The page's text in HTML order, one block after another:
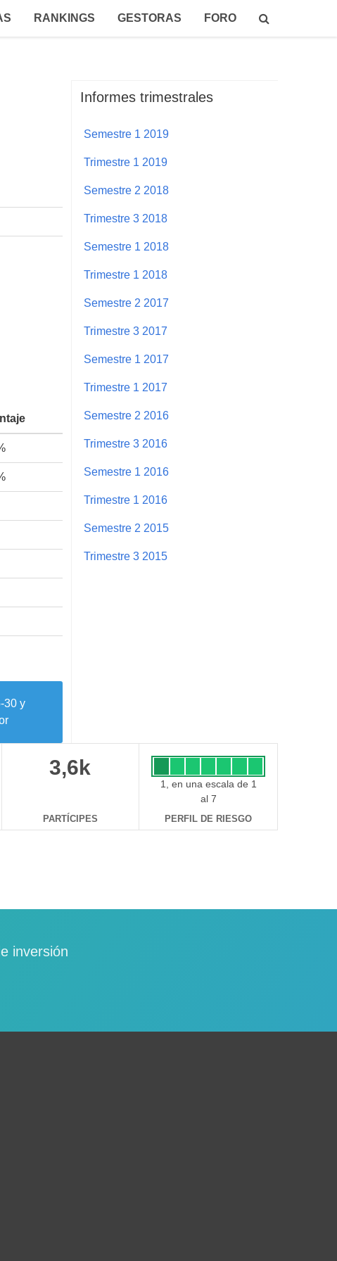
RANKINGS GESTORAS FORO
30 y
Informes trimestrales
Semestre 1 2019
Trimestre 1 2019
Semestre 2 2018
Trimestre 3 2018
Semestre 1 2018
Trimestre 1 2018
Semestre 2 2017
Trimestre 3 2017
Semestre 1 2017
Trimestre 1 2017
Semestre 2 2016
Trimestre 3 2016
Semestre 1 2016
Trimestre 1 2016
Semestre 2 2015
Trimestre 3 2015
3,6k
PARTÍCIPES
1, en una escala de 1
al 7
PERFIL DE RIESGO
inversión